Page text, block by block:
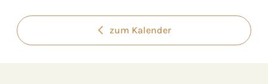
zum Kalender